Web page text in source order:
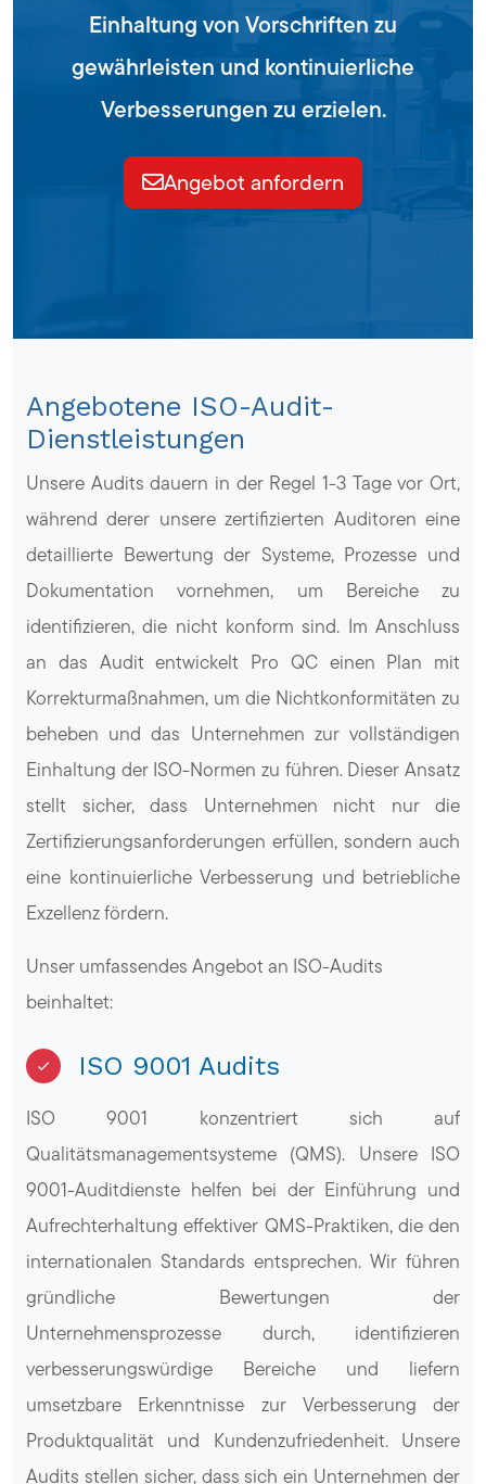
Einhaltung von Vorschriften zu
gewährleisten und kontinuierliche
Verbesserungen zu erzielen.
Angebot anfordern
Angebotene ISO-Audit-
Dienstleistungen
Unsere Audits dauern in der Regel 1-3 Tage vor Ort,
während derer unsere zertifizierten Auditoren eine
detaillierte Bewertung der Systeme, Prozesse und
Dokumentation vornehmen, um Bereiche zu
identifizieren, die nicht konform sind. Im Anschluss
an das Audit entwickelt Pro QC einen Plan mit
Korrekturmaßnahmen, um die Nichtkonformitäten zu
beheben und das Unternehmen zur vollständigen
Einhaltung der ISO-Normen zu führen. Dieser Ansatz
stellt sicher, dass Unternehmen nicht nur die
Zertifizierungsanforderungen erfüllen, sondern auch
eine kontinuierliche Verbesserung und betriebliche
Exzellenz fördern.
Unser umfassendes Angebot an ISO-Audits
beinhaltet:
ISO 9001 Audits
ISO 9001 konzentriert sich auf
Qualitätsmanagementsysteme (QMS). Unsere ISO
9001-Auditdienste helfen bei der Einführung und
Aufrechterhaltung effektiver QMS-Praktiken, die den
internationalen Standards entsprechen. Wir führen
gründliche Bewertungen der
Unternehmensprozesse durch, identifizieren
verbesserungswürdige Bereiche und liefern
umsetzbare Erkenntnisse zur Verbesserung der
Produktqualität und Kundenzufriedenheit. Unsere
Audits stellen sicher, dass sich ein Unternehmen der